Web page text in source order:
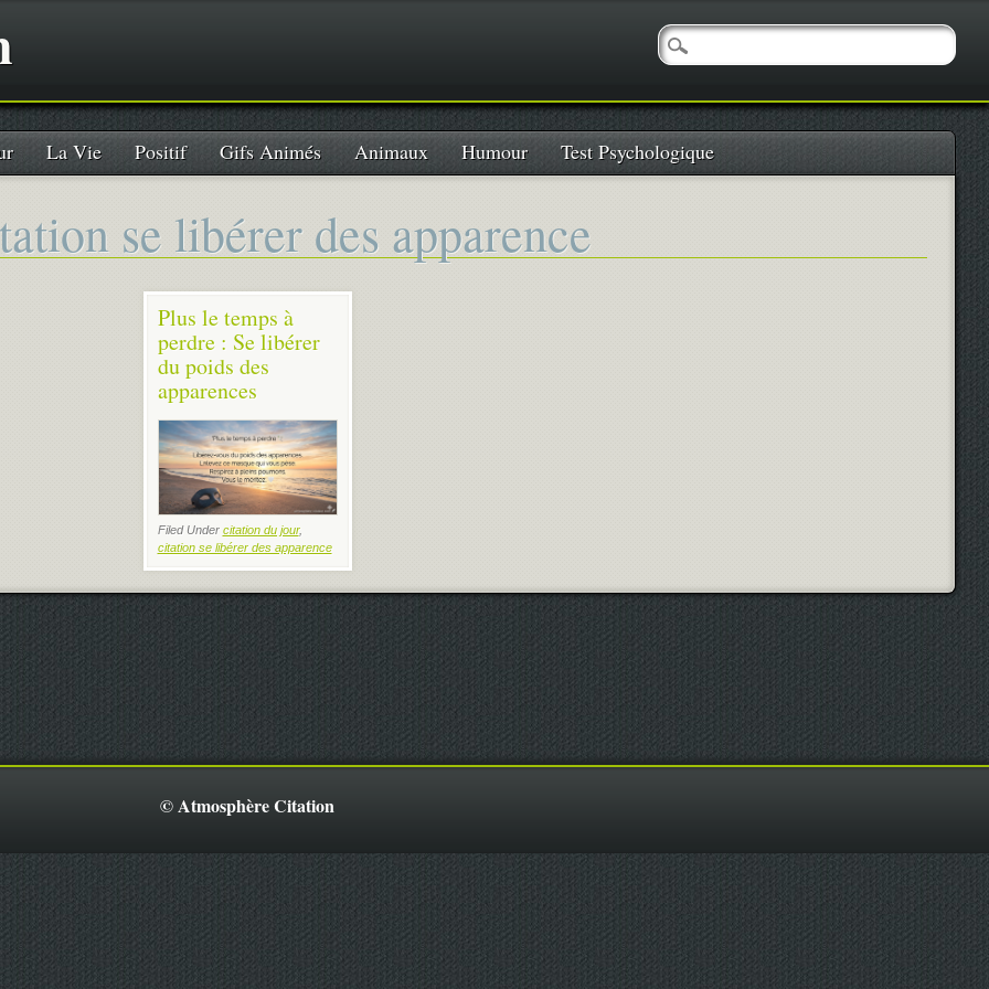
La Vie Positif Gifs Animés Animaux Humour Test Psychologique
se libérer des apparence
Plus le temps à
perdre : Se libérer
du poids des
apparences
Filed Under citation du jour,
citation se libérer des apparence
© Atmosphère Citation